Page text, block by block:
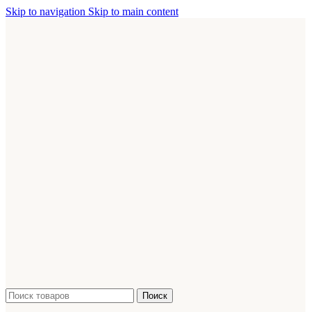
Skip to navigation Skip to main content
Поиск